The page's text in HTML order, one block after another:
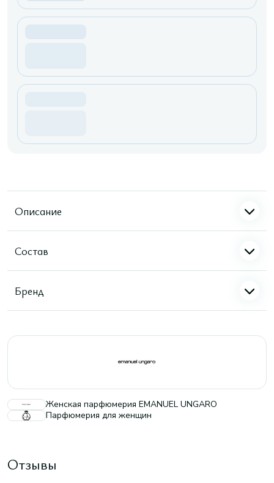
Описание
Состав
Бренд
Женская парфюмерия EMANUEL UNGARO
Парфюмерия для женщин
Отзывы